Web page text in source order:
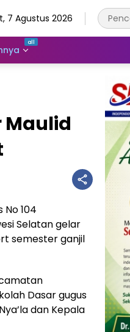
7 Agustus 2026
Maulid
104
Selatan gelar
semester ganjil
Dasar gugus
dan Kepala